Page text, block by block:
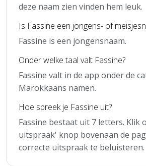
deze naam zien vinden hem leuk.
Is Fassine een jongens- of
Fassine is een jongensnaam.
Onder welke taal valt Fassine?
Fassine valt in de app onder de
Marokkaans namen.
Hoe spreek je Fassine uit?
Fassine bestaat uit 7 letters. Klik
uitspraak' knop bovenaan de
correcte uitspraak te beluisteren.